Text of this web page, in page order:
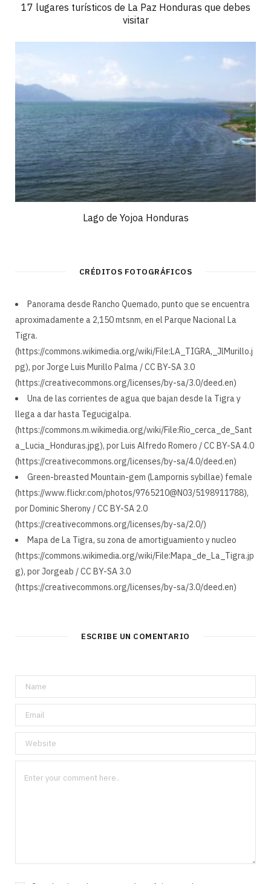
17 lugares turísticos de La Paz Honduras que debes
visitar
Lago de Yojoa Honduras
CRÉDITOS FOTOGRÁFICOS
Panorama desde Rancho Quemado, punto que se encuentra
aproximadamente a 2,150 mtsnm, en el Parque Nacional La
Tigra.
(https://commons.wikimedia.org/wiki/File:LA_TIGRA,_JlMurillo.j
pg), por Jorge Luis Murillo Palma / CC BY-SA 3.0
(https://creativecommons.org/licenses/by-sa/3.0/deed.en)
Una de las corrientes de agua que bajan desde la Tigra y
llega a dar hasta Tegucigalpa.
(https://commons.m.wikimedia.org/wiki/File:Rio_cerca_de_Sant
a_Lucia_Honduras.jpg), por Luis Alfredo Romero / CC BY-SA 4.0
(https://creativecommons.org/licenses/by-sa/4.0/deed.en)
Green-breasted Mountain-gem (Lampornis sybillae) female
(https://www.flickr.com/photos/9765210@N03/5198911788),
por Dominic Sherony / CC BY-SA 2.0
(https://creativecommons.org/licenses/by-sa/2.0/)
Mapa de La Tigra, su zona de amortiguamiento y nucleo
(https://commons.wikimedia.org/wiki/File:Mapa_de_La_Tigra.jp
g), por Jorgeab / CC BY-SA 3.0
(https://creativecommons.org/licenses/by-sa/3.0/deed.en)
ESCRIBE UN COMENTARIO